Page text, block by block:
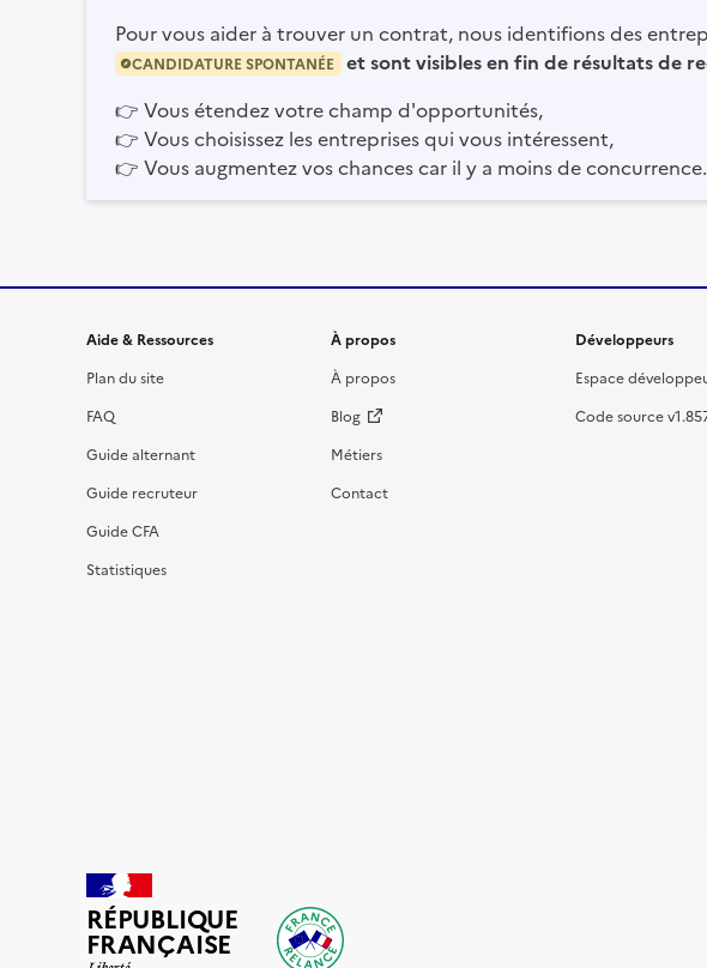
Pour vous aider à trouver un contrat, nous identifions des
CANDIDATURE SPONTANÉE
et sont visibles en fin de résultats de
👉 Vous étendez votre champ d'opportunités,
👉 Vous choisissez les entreprises qui vous intéressent,
👉 Vous augmentez vos chances car il y a moins de concurrence.
Informations et liens du site
Aide & Ressources
Plan du site
FAQ
Guide alternant
Guide recruteur
Guide CFA
Statistiques
À propos
À propos
Blog
Métiers
Contact
Développeurs
Espace
Code source
RÉPUBLIQUE
FRANÇAISE